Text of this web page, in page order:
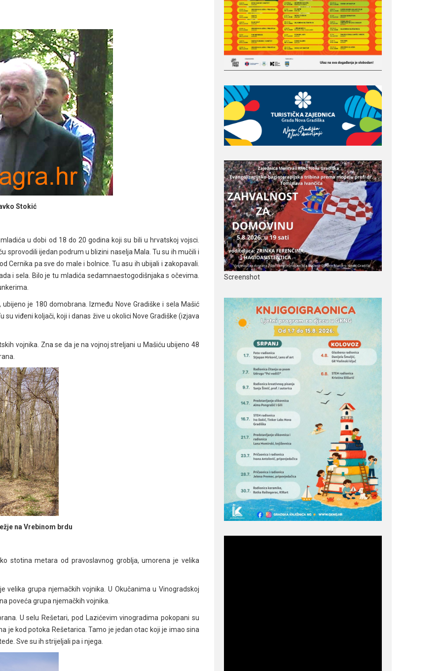
Stokić
u dobi od 18 do 20 godina koji su bili u hrvatskoj vojsci.
sprovodili ijedan podrum u blizini naselja Mala. Tu su ih mučili i
Cernika pa sve do male i bolnice. Tu asu ih ubijali i zakopavali.
i sela. Bilo je tu mladića sedamnaestogodišnjaka s očevima.
je 180 domobrana. Između Nove Gradiške i sela Mašić
viđeni koljači, koji i danas žive u okolici Nove Gradiške (izjava
vojnika. Zna se da je na vojnoj streljani u Mašiću ubijeno 48
na Vrebinom brdu
stotina metara od pravoslavnog groblja, umorena je velika
velika grupa njemačkih vojnika. U Okučanima u Vinogradskoj
poveća grupa njemačkih vojnika.
U selu Rešetari, pod Lazićevim vinogradima pokopani su
je kod potoka Rešetarica. Tamo je jedan otac koji je imao sina
Sve su ih strijeljali pa i njega.
Screenshot